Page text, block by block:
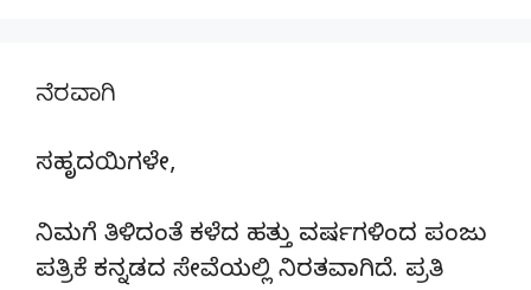
ನೆರವಾಗಿ
ಸಹೃದಯಿಗಳೇ,
ನಿಮಗೆ ತಿಳಿದಂತೆ ಕಳೆದ ಹತ್ತು ವರ್ಷಗಳಿಂದ ಪಂಜು
ಪತ್ರಿಕೆ ಕನ್ನಡದ ಸೇವೆಯಲ್ಲಿ ನಿರತವಾಗಿದೆ. ಪ್ರತಿ